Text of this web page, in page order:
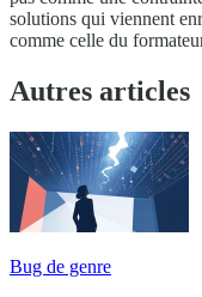
solutions qui viennent
comme celle du
Autres articles
Bug de genre